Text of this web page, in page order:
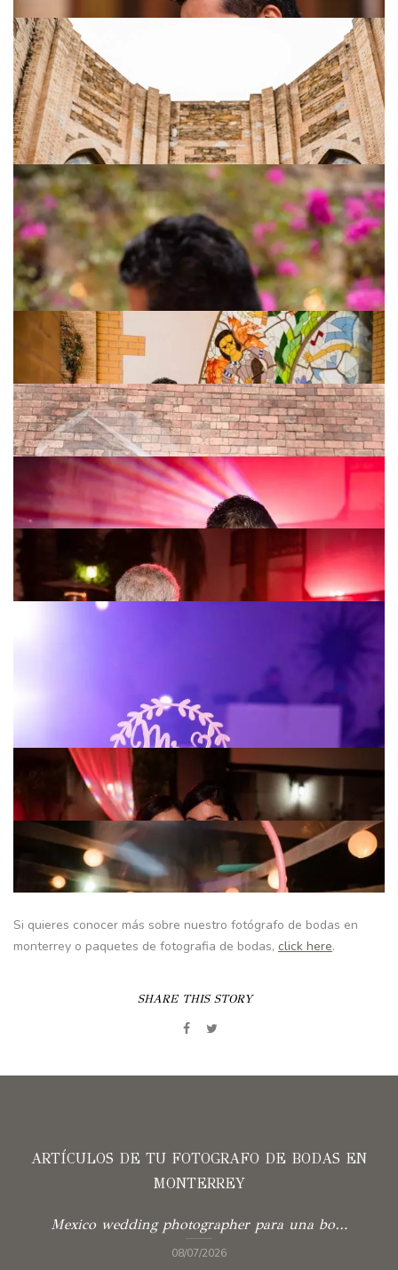
Si quieres conocer más sobre nuestro fotógrafo de bodas en
monterrey o paquetes de fotografia de bodas, click here.
SHARE THIS STORY
ARTÍCULOS DE TU FOTOGRAFO DE BODAS EN
MONTERREY
Mexico wedding photographer para una boda con verdad
08/07/2026